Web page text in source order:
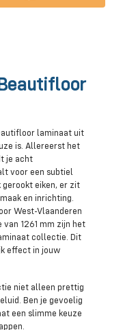
laminaat uit
is. Allereerst het
je acht
voor een subtiel
eiken, er zit
en inrichting.
West-Vlaanderen
1261 mm zijn het
collectie. Dit
effect in jouw
niet alleen prettig
Ben je gevoelig
een slimme keuze